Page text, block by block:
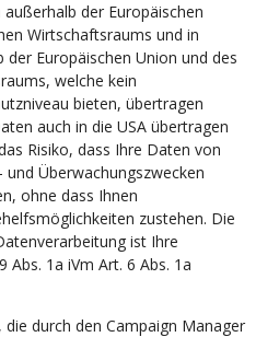
der Europäischen
Wirtschaftsraums und in
Europäischen Union und des
welche kein
bieten, übertragen
auch in die USA übertragen
Risiko, dass Ihre Daten von
Überwachungszwecken
ohne dass Ihnen
zustehen. Die
ist Ihre
Abs. 1a iVm Art. 6 Abs. 1a
durch den Campaign Manager